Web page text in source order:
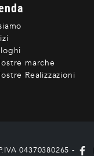
marche
Realizzazioni
04370380265 -